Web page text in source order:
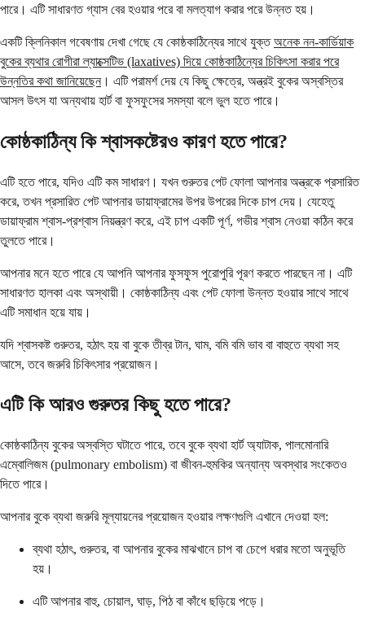
পারে। এটি সাধারণত গ্যাস বের হওয়ার পরে বা মলত্যাগ করার পরে উন্নত হয়।
একটি ক্লিনিকাল গবেষণায় দেখা গেছে যে কোষ্ঠকাঠিন্যের সাথে যুক্তঅনেক নন-কার্ডিয়াক
বুকের ব্যথার রোগীরা ল্যাক্সেটিভ (laxatives) দিয়ে কোষ্ঠকাঠিন্যের চিকিৎসা করার পরে
উন্নতির কথা জানিয়েছেন । এটি পরামর্শ দেয় যে কিছু ক্ষেত্রে, অন্ত্রই বুকের অস্বস্তির
আসল উৎস যা অন্যথায় হার্ট বা ফুসফুসের সমস্যা বলে ভুল হতে পারে।
কোষ্ঠকাঠিন্য কি শ্বাসকষ্টেরও কারণ হতে পারে?
এটি হতে পারে, যদিও এটি কম সাধারণ। যখন গুরুতর পেট ফোলা আপনার অন্ত্রকে প্রসারিত
করে, তখন প্রসারিত পেট আপনার ডায়াফ্রামের উপর উপরের দিকে চাপ দেয়। যেহেতু
ডায়াফ্রাম শ্বাস-প্রশ্বাস নিয়ন্ত্রণ করে, এই চাপ একটি পূর্ণ, গভীর শ্বাস নেওয়া কঠিন করে
তুলতে পারে।
আপনার মনে হতে পারে যে আপনি আপনার ফুসফুস পুরোপুরি পূরণ করতে পারছেন না। এটি
সাধারণত হালকা এবং অস্থায়ী। কোষ্ঠকাঠিন্য এবং পেট ফোলা উন্নত হওয়ার সাথে সাথে
এটি সমাধান হয়ে যায়।
যদি শ্বাসকষ্ট গুরুতর, হঠাৎ হয় বা বুকে তীব্র টান, ঘাম, বমি বমি ভাব বা বাহুতে ব্যথা সহ
আসে, তবে জরুরি চিকিৎসার প্রয়োজন।
এটি কি আরও গুরুতর কিছু হতে পারে?
কোষ্ঠকাঠিন্য বুকের অস্বস্তি ঘটাতে পারে, তবে বুকে ব্যথা হার্ট অ্যাটাক, পালমোনারি
এম্বোলিজম (pulmonary embolism) বা জীবন-হুমকির অন্যান্য অবস্থার সংকেতও
দিতে পারে।
আপনার বুকে ব্যথা জরুরি মূল্যায়নের প্রয়োজন হওয়ার লক্ষণগুলি এখানে দেওয়া হল:
ব্যথা হঠাৎ, গুরুতর, বা আপনার বুকের মাঝখানে চাপ বা চেপে ধরার মতো অনুভূতি
হয়।
এটি আপনার বাহু, চোয়াল, ঘাড়, পিঠ বা কাঁধে ছড়িয়ে পড়ে।